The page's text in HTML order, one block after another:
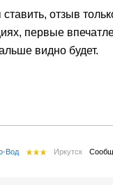
отзыв
первые
видно будет.
Вод Иркутск